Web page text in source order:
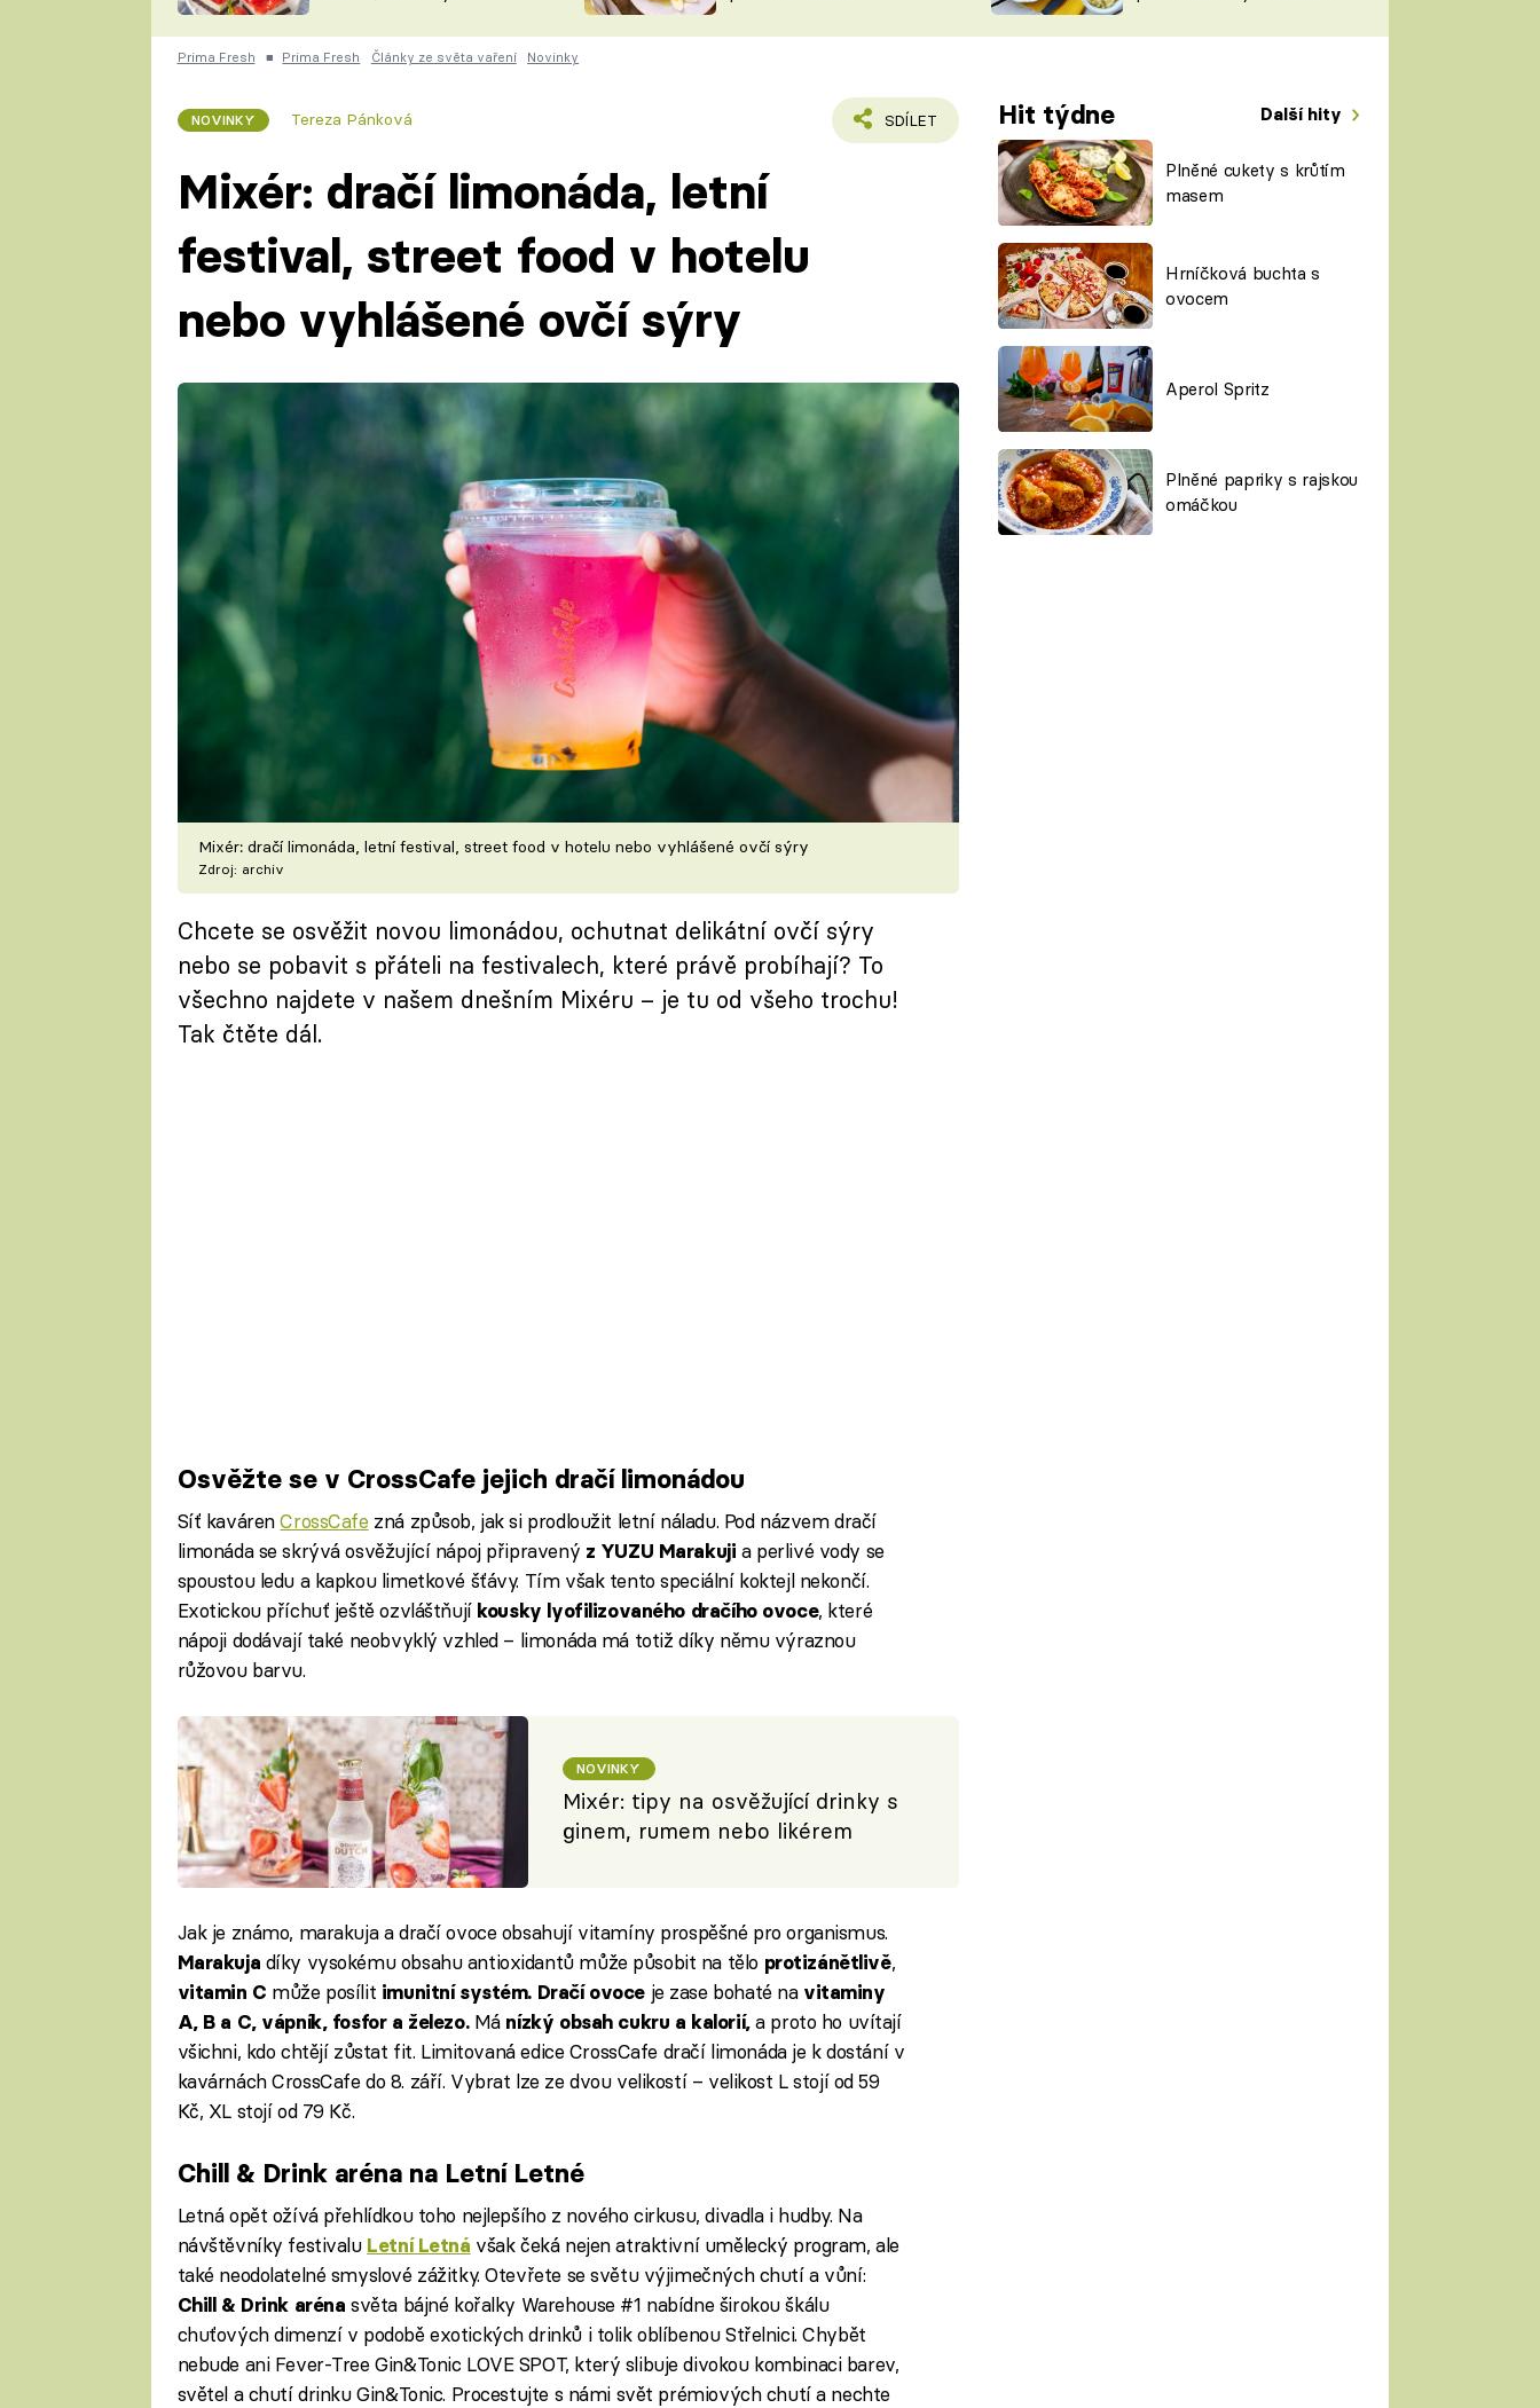
ČESKO NA TALÍŘI
KUCHAŘKA
VYCHYTÁVKY
ŠÉFREDAKTORKY
ČASOPIS
Prima Fresh ■ Prima Fresh Články ze světa vaření Novinky
NOVINKY Tereza Pánková SDÍLET Hit týdne Další hity
Plněné cukety s krůtím
masem
Hrníčková buchta s
ovocem
Aperol Spritz
Plněné papriky s rajskou
omáčkou
Mixér: dračí limonáda, letní
festival, street food v hotelu
nebo vyhlášené ovčí sýry
Mixér: dračí limonáda, letní festival, street food v hotelu nebo vyhlášené ovčí sýry
Zdroj: archiv
Chcete se osvěžit novou limonádou, ochutnat delikátní ovčí sýry
nebo se pobavit s přáteli na festivalech, které právě probíhají? To
všechno najdete v našem dnešním Mixéru – je tu od všeho trochu!
Tak čtěte dál.
Osvěžte se v CrossCafe jejich dračí limonádou
Síť kavárenCrossCafezná způsob, jak si prodloužit letní náladu. Pod názvem dračí
limonáda se skrývá osvěžující nápoj připravený z YUZU Marakuji a perlivé vody se
spoustou ledu a kapkou limetkové šťávy. Tím však tento speciální koktejl nekončí.
Exotickou příchuť ještě ozvláštňují kousky lyofilizovaného dračího ovoce, které
nápoji dodávají také neobvyklý vzhled – limonáda má totiž díky němu výraznou
růžovou barvu.
NOVINKY
Mixér: tipy na osvěžující drinky s
ginem, rumem nebo likérem
Jak je známo, marakuja a dračí ovoce obsahují vitamíny prospěšné pro organismus.
Marakuja díky vysokému obsahu antioxidantů může působit na tělo protizánětlivě,
vitamin C může posílit imunitní systém. Dračí ovoceje zase bohaté na vitaminy
A, B a C, vápník, fosfor a železo.Má nízký obsah cukru a kalorií,a proto ho uvítají
všichni, kdo chtějí zůstat fit. Limitovaná edice CrossCafe dračí limonáda je k dostání v
kavárnách CrossCafe do 8. září. Vybrat lze ze dvou velikostí – velikost L stojí od 59
Kč, XL stojí od 79 Kč.
Chill & Drink aréna na Letní Letné
Letná opět ožívá přehlídkou toho nejlepšího z nového cirkusu, divadla i hudby. Na
návštěvníky festivalu Letní Letná však čeká nejen atraktivní umělecký program, ale
také neodolatelné smyslové zážitky. Otevřete se světu výjimečných chutí a vůní:
Chill & Drink aréna světa bájné kořalky Warehouse #1 nabídne širokou škálu
chuťových dimenzí v podobě exotických drinků i tolik oblíbenou Střelnici. Chybět
nebude ani Fever-Tree Gin&Tonic LOVE SPOT, který slibuje divokou kombinaci barev,
světel a chutí drinku Gin&Tonic. Procestujte s námi svět prémiových chutí a nechte